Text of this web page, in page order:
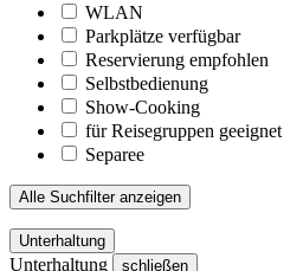
WLAN
Parkplätze verfügbar
Reservierung empfohlen
Selbstbedienung
Show-Cooking
für Reisegruppen geeignet
Separee
Alle Suchfilter anzeigen
Unterhaltung
Unterhaltung schließen